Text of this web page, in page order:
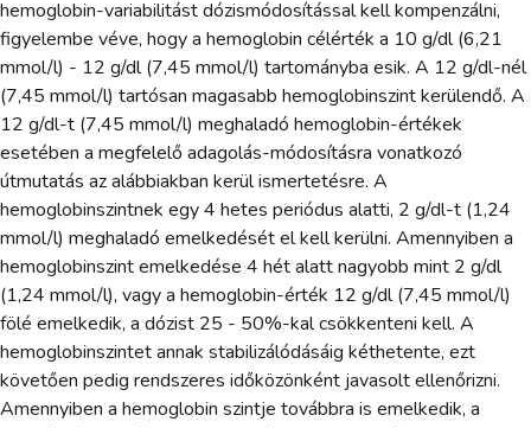
hemoglobin-variabilitást dózismódosítással kell kompenzálni,
figyelembe véve, hogy a hemoglobin célérték a 10 g/dl (6,21
mmol/l) - 12 g/dl (7,45 mmol/l) tartományba esik. A 12 g/dl-nél
(7,45 mmol/l) tartósan magasabb hemoglobinszint kerülendő. A
12 g/dl-t (7,45 mmol/l) meghaladó hemoglobin-értékek
esetében a megfelelő adagolás-módosításra vonatkozó
útmutatás az alábbiakban kerül ismertetésre. A
hemoglobinszintnek egy 4 hetes periódus alatti, 2 g/dl-t (1,24
mmol/l) meghaladó emelkedését el kell kerülni. Amennyiben a
hemoglobinszint emelkedése 4 hét alatt nagyobb mint 2 g/dl
(1,24 mmol/l), vagy a hemoglobin-érték 12 g/dl (7,45 mmol/l)
fölé emelkedik, a dózist 25 - 50%-kal csökkenteni kell. A
hemoglobinszintet annak stabilizálódásáig kéthetente, ezt
követően pedig rendszeres időközönként javasolt ellenőrizni.
Amennyiben a hemoglobin szintje továbbra is emelkedik, a